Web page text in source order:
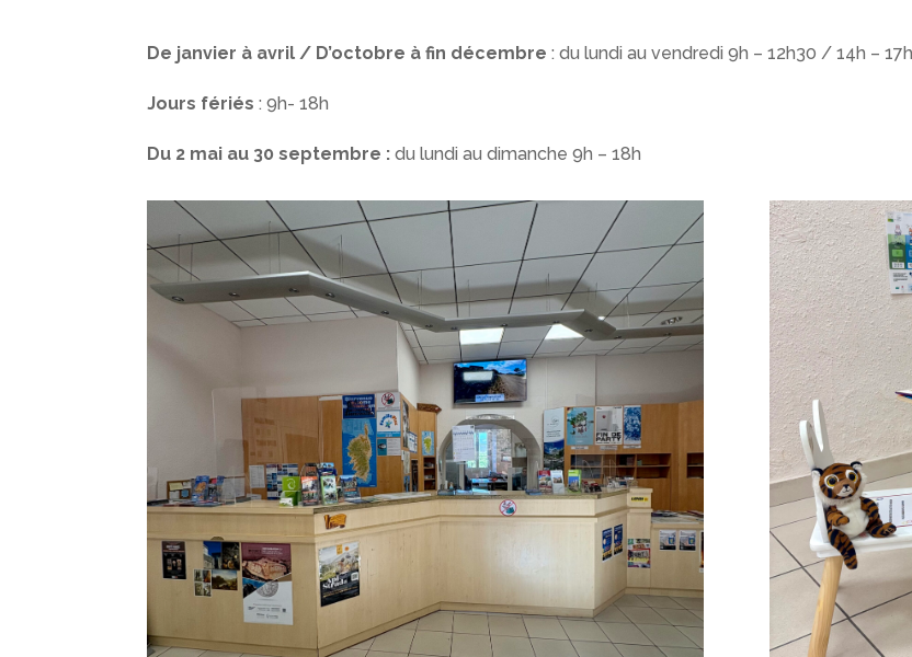
De janvier à avril / D’octobre à fin décembre : du lundi au vendredi 9h – 12h30 / 14h –
Jours fériés : 9h- 18h
Du 2 mai au 30 septembre :du lundi au dimanche 9h – 18h